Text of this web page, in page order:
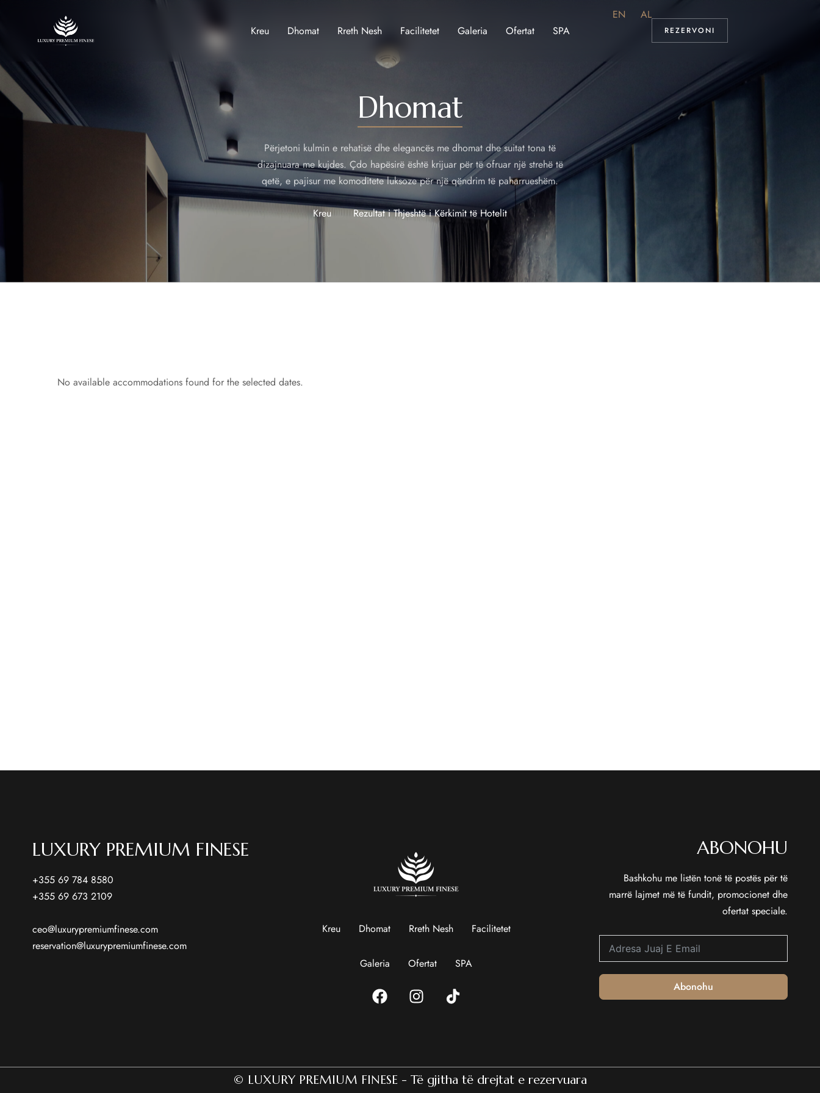
Kreu Dhomat Rreth Nesh Facilitetet Galeria Ofertat SPA
EN AL
REZERVONI
Dhomat
Përjetoni kulmin e rehatisë dhe elegancës me dhomat dhe suitat tona të
dizajnuara me kujdes. Çdo hapësirë është krijuar për të ofruar një strehë të
qetë, e pajisur me komoditete luksoze për një qëndrim të paharrueshëm.
Kreu Rezultat i Thjeshtë i Kërkimit të Hotelit
No available accommodations found for the selected dates.
LUXURY PREMIUM FINESE
+355 69 784 8580
+355 69 673 2109
ceo@luxurypremiumfinese.com
reservation@luxurypremiumfinese.com
Kreu Dhomat Rreth Nesh Facilitetet
Galeria Ofertat SPA
ABONOHU
Bashkohu me listën tonë të postës për të
marrë lajmet më të fundit, promocionet dhe
ofertat speciale.
Abonohu
© LUXURY PREMIUM FINESE - Të gjitha të drejtat e rezervuara